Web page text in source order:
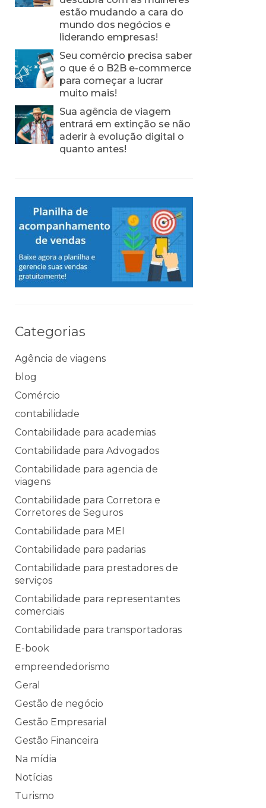
estão mudando a cara do
mundo dos negócios e
liderando empresas!
Seu comércio precisa saber
o que é o B2B e-commerce
para começar a lucrar
muito mais!
Sua agência de viagem
entrará em extinção se não
aderir à evolução digital o
quanto antes!
Categorias
Agência de viagens
blog
Comércio
contabilidade
Contabilidade para academias
Contabilidade para Advogados
Contabilidade para agencia de
viagens
Contabilidade para Corretora e
Corretores de Seguros
Contabilidade para MEI
Contabilidade para padarias
Contabilidade para prestadores de
serviços
Contabilidade para representantes
comerciais
Contabilidade para transportadoras
E-book
empreendedorismo
Geral
Gestão de negócio
Gestão Empresarial
Gestão Financeira
Na mídia
Notícias
Turismo